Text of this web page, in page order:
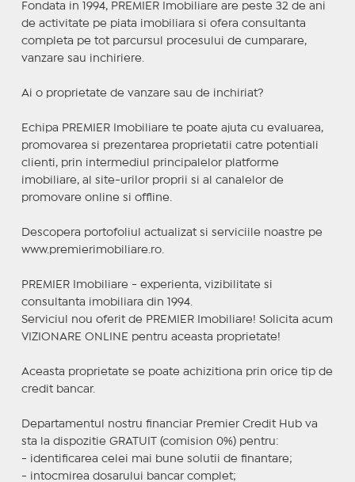
Fondata in 1994, PREMIER Imobiliare are peste 32 de ani
de activitate pe piata imobiliara si ofera consultanta
completa pe tot parcursul procesului de cumparare,
vanzare sau inchiriere.
Ai o proprietate de vanzare sau de inchiriat?
Echipa PREMIER Imobiliare te poate ajuta cu evaluarea,
promovarea si prezentarea proprietatii catre potentiali
clienti, prin intermediul principalelor platforme
imobiliare, al site-urilor proprii si al canalelor de
promovare online si offline.
Descopera portofoliul actualizat si serviciile noastre pe
www.premierimobiliare.ro.
PREMIER Imobiliare - experienta, vizibilitate si
consultanta imobiliara din 1994.
Serviciul nou oferit de PREMIER Imobiliare! Solicita acum
VIZIONARE ONLINE pentru aceasta proprietate!
Aceasta proprietate se poate achizitiona prin orice tip de
credit bancar.
Departamentul nostru financiar Premier Credit Hub va
sta la dispozitie GRATUIT (comision 0%) pentru:
- identificarea celei mai bune solutii de finantare;
- intocmirea dosarului bancar complet;